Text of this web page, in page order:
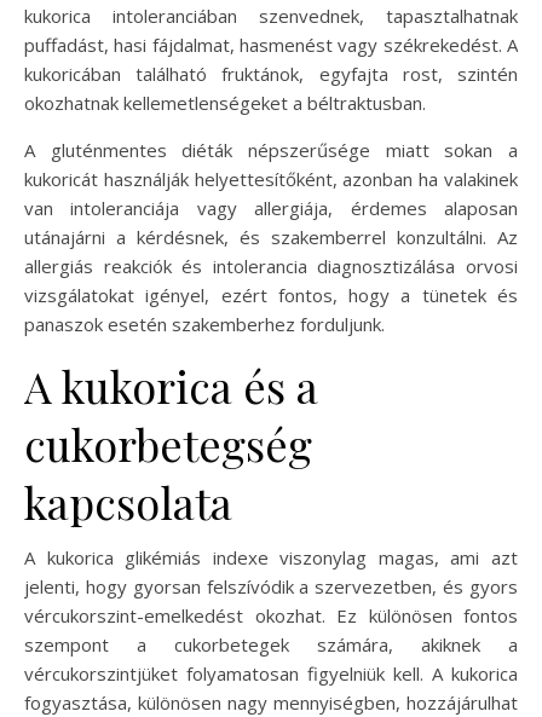
kukorica intoleranciában szenvednek, tapasztalhatnak
puffadást, hasi fájdalmat, hasmenést vagy székrekedést. A
kukoricában található fruktánok, egyfajta rost, szintén
okozhatnak kellemetlenségeket a béltraktusban.
A gluténmentes diéták népszerűsége miatt sokan a
kukoricát használják helyettesítőként, azonban ha valakinek
van intoleranciája vagy allergiája, érdemes alaposan
utánajárni a kérdésnek, és szakemberrel konzultálni. Az
allergiás reakciók és intolerancia diagnosztizálása orvosi
vizsgálatokat igényel, ezért fontos, hogy a tünetek és
panaszok esetén szakemberhez forduljunk.
A kukorica és a
cukorbetegség
kapcsolata
A kukorica glikémiás indexe viszonylag magas, ami azt
jelenti, hogy gyorsan felszívódik a szervezetben, és gyors
vércukorszint-emelkedést okozhat. Ez különösen fontos
szempont a cukorbetegek számára, akiknek a
vércukorszintjüket folyamatosan figyelniük kell. A kukorica
fogyasztása, különösen nagy mennyiségben, hozzájárulhat